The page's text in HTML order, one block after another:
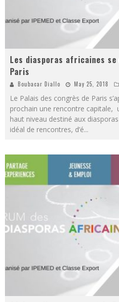
Les diasporas africaines se
Paris
Boubacar Diallo May 25, 2018
Le Palais des congrès de Paris
prochain une rencontre capitale,
haut niveau destiné aux
idéal de rencontres, d’é...